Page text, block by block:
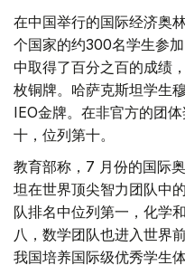
在中国举行的国际经济奥
个国家的约300名学生参
中取得了百分之百的成绩
枚铜牌。哈萨克斯坦学生
IEO金牌。在非官方的团
十，位列第十。
教育部称，7 月份的国际
坦在世界顶尖智力团队中
队排名中位列第一，化学
八，数学团队也进入世界
我国培养国际级优秀学生